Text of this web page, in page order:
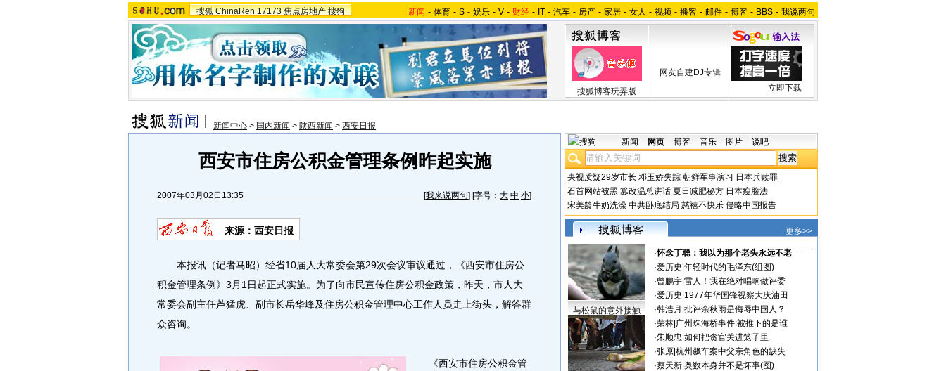
搜狐 ChinaRen 17173 焦点房地产 搜狗 新闻 - 体育 - S - 娱乐 - V - 财经 - IT - 汽车 - 房产 - 家居 - 女人 - 视频 - 播客 - 邮件 - 博客 - BBS - 我说两句
搜狐博客玩弄版
网友自建DJ专辑
立即下载
新闻中心 > 国内新闻 > 陕西新闻 > 西安日报
西安市住房公积金管理条例昨起实施
2007年03月02日13:35 [我来说两句] [字号： 大 中 小]
来源：西安日报
本报讯（记者马昭）经省10届人大常委会第29次会议审议通过，《西安市住房公
积金管理条例》3月1日起正式实施。为了向市民宣传住房公积金政策，昨天，市人大
常委会副主任芦猛虎、副市长岳华峰及住房公积金管理中心工作人员走上街头，解答群
众咨询。
《西安市住房公积金管
新闻 网页 博客 音乐 图片 说吧
央视质疑29岁市长 邓玉娇失踪 朝鲜军事演习 日本兵赎罪
石首网站被黑 篡改温总讲话 夏日减肥秘方 日本瘦脸法
宋美龄牛奶洗澡 中共卧底结局 慈禧不快乐 侵略中国报告
更多>>
与松鼠的意外接触
·怀念丁聪：我以为那个老头永远不老
·爱历史 年轻时代的毛泽东(组图)
·曾鹏宇| 雷人！我在绝对唱响做评委
·爱历史 1977年华国锋视察大庆油田
·韩浩月 批评余秋雨是侮辱中国人？
·荣林| 广州珠海桥事件:被推下的是谁
·朱顺忠 如何把贪官关进笼子里
·张原| 杭州飙车案中父亲角色的缺失
·蔡天新| 奥数本身并不是坏事(图)